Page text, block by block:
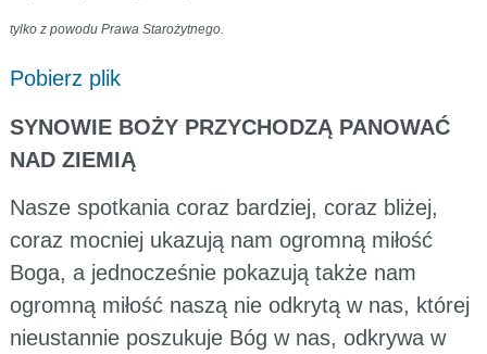
tylko z powodu Prawa Starożytnego.
Pobierz plik
SYNOWIE BOŻY PRZYCHODZĄ PANOWAĆ
NAD ZIEMIĄ
Nasze spotkania coraz bardziej, coraz bliżej,
coraz mocniej ukazują nam ogromną miłość
Boga, a jednocześnie pokazują także nam
ogromną miłość naszą nie odkrytą w nas, której
nieustannie poszukuje Bóg w nas, odkrywa w